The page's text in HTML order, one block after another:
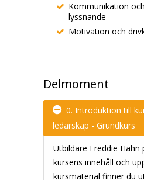
Kommunikation
lyssnande
Motivation och
Delmoment
0. Introduktion till
ledarskap - Grundkurs
Utbildare Freddie Hahn
kursens innehåll och
kursmaterial finner du